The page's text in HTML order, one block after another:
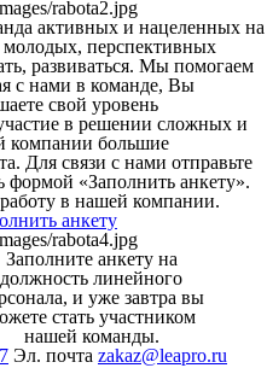
активных и нацеленных на
молодых, перспективных
развиваться. Мы помогаем
с нами в команде, Вы
свой уровень
в решении сложных и
компании большие
Для связи с нами отправьте
формой «Заполнить анкету».
в нашей компании.
анкету
Заполните анкету на
должность линейного
и уже завтра вы
стать участником
нашей команды.
Эл. почта zakaz@leapro.ru